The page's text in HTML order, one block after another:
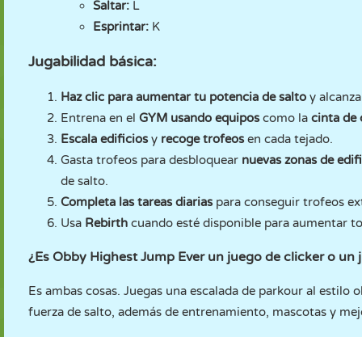
Saltar: L
Esprintar: K
Jugabilidad básica:
Haz clic para aumentar tu potencia de salto y
Entrena en el GYM usando equiposcomo la cinta de
Escala edificiosy recoge trofeosen cada tejado.
Gasta trofeos para desbloquear nuevas zonas de
de salto.
Completa las tareas diarias para conseguir trofeos
Usa Rebirth cuando esté disponible para aumentar
¿Es Obby Highest Jump Ever un juego de clicker o un
Es ambas cosas. Juegas una escalada de parkour al
fuerza de salto, además de entrenamiento, mascotas y